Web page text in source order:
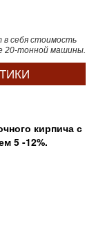
в себя стоимость
20-тонной машины.
кирпича с
5 -12%.